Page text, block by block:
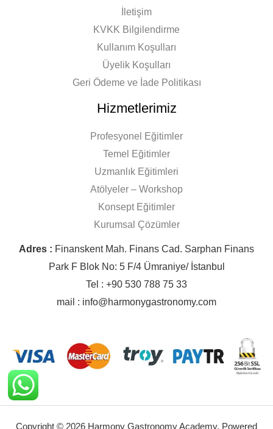
İletişim
KVKK Bilgilendirme
Kullanım Koşulları
Üyelik Koşulları
Geri Ödeme ve İade Politikası
Hizmetlerimiz
Profesyonel Eğitimler
Temel Eğitimler
Uzmanlık Eğitimleri
Atölyeler – Workshop
Konsept Eğitimler
Kurumsal Çözümler
Adres : Finanskent Mah. Finans Cad. Sarphan Finans
Park F Blok No: 5 F/4 Ümraniye/ İstanbul
Tel : +90 530 788 75 33
mail : info@harmonygastronomy.com
Copyright © 2026 Harmony Gastronomy Academy. Powered